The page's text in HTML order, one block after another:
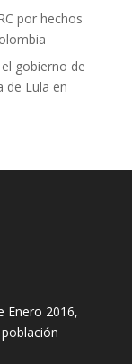
por hechos
gobierno de
de Lula en
Enero 2016,